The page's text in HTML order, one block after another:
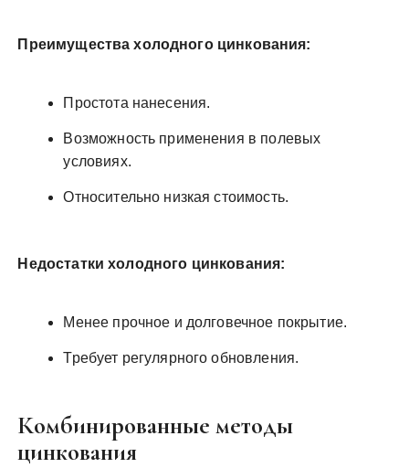
Преимущества холодного цинкования:
Простота нанесения.
Возможность применения в полевых
условиях.
Относительно низкая стоимость.
Недостатки холодного цинкования:
Менее прочное и долговечное покрытие.
Требует регулярного обновления.
Комбинированные методы
цинкования